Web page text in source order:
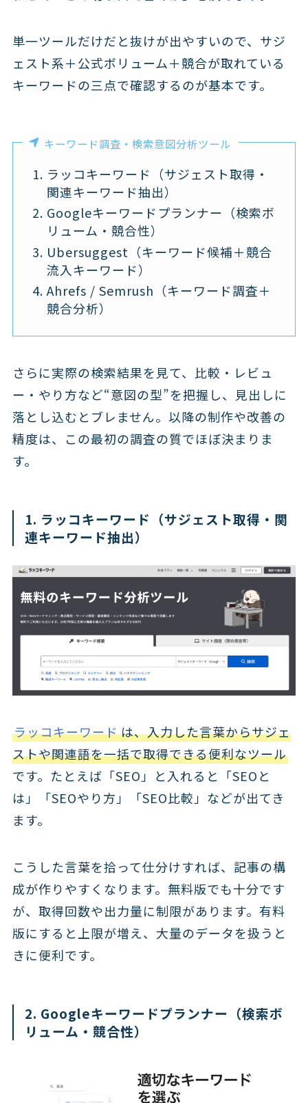
単一ツールだけだと抜けが出やすいので、サジ
ェスト系＋公式ボリューム＋競合が取れている
キーワードの三点で確認するのが基本です。
キーワード調査・検索意図分析ツール
ラッコキーワード（サジェスト取得・
関連キーワード抽出）
Googleキーワードプランナー（検索ボ
リューム・競合性）
Ubersuggest（キーワード候補＋競合
流入キーワード）
Ahrefs / Semrush（キーワード調査＋
競合分析）
さらに実際の検索結果を見て、比較・レビュ
ー・やり方など“意図の型”を把握し、見出しに
落とし込むとブレません。以降の制作や改善の
精度は、この最初の調査の質でほぼ決まりま
す。
1. ラッコキーワード（サジェスト取得・関
連キーワード抽出）
ラッコキーワードは、入力した言葉からサジェ
ストや関連語を一括で取得できる便利なツール
です。たとえば「SEO」と入れると「SEOと
は」「SEOやり方」「SEO比較」などが出てき
ます。
こうした言葉を拾って仕分けすれば、記事の構
成が作りやすくなります。無料版でも十分です
が、取得回数や出力量に制限があります。有料
版にすると上限が増え、大量のデータを扱うと
きに便利です。
2. Googleキーワードプランナー（検索ボ
リューム・競合性）